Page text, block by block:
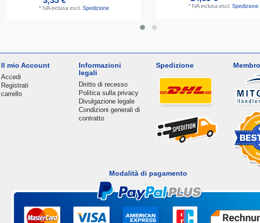
* IVA inclusaescl. Spedizione * IVA inclusaescl. Spedizione
Il mio Account
Accedi
Registrati
carrello
Informazioni
legali
Diritto di recesso
Politica sulla privacy
Divulgazione legale
Condizioni generali di
contratto
Spedizione
Modalità di pagamento